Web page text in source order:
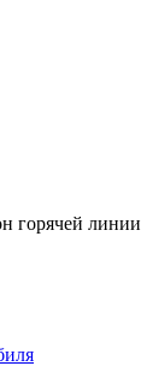
горячей линии